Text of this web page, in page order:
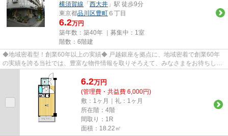
横須賀線 「 西大井 」駅 徒歩9分
東京都品川区豊町 ６丁目
6.2万円
築年数：築40年 ｜募集中： 1室
階数：6階建
◆地域密着型！創業60年以上の実績◆ 戸越銀座を拠点に、地域密着で創業60年
の実績を誇る当社では、豊富な物件情報を取りそろえて、みなさまをお待ちして
おります。TEL：03-5750-6633
6.2万円
(管理費・共益費 6,000円)
敷：1ヶ月｜礼：1ヶ月
所在階：4階
間取り：1R
面積：18.22㎡